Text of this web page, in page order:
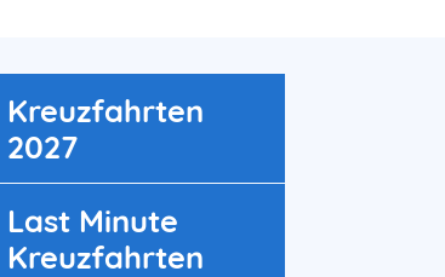
Kreuz­fahrten
2027
Last Minute
Kreuzfahrten